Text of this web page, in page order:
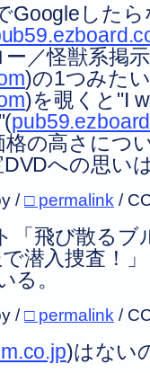
Googleした
／怪獣系掲
)の1つみた
)を覗くと"I
の高さにつ
DVDへの思い
/□ permalink /
「飛び散るブ
潜入捜査！
る。
/□ permalink /
)はない